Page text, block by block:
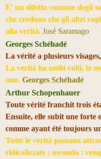
E' un difetto comune degli
che credono che gli altri
alla verità. José Saramago
Georges Schéhadé
La vérité a plusieurs
La verità ha molti volti, la
uno. Georges Schéhadé
Arthur Schopenhauer
Toute vérité franchit trois
Ensuite, elle subit une forte
comme ayant été toujours
Tutte le verità passano
ridicolizzate ; secondo :